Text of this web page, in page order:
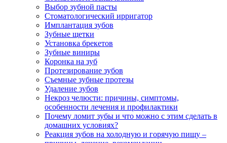
Выбор зубной пасты
Стоматологический ирригатор
Имплантация зубов
Зубные щетки
Установка брекетов
Зубные виниры
Коронка на зуб
Протезирование зубов
Съемные зубные протезы
Удаление зубов
Некроз челюсти: причины, симптомы,
особенности лечения и профилактики
Почему ломит зубы и что можно с этим сделать в
домашних условиях?
Реакция зубов на холодную и горячую пищу –